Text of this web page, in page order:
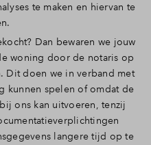
te maken en hiervan te
Dan bewaren we jouw
woning door de notaris op
Dit doen we in verband met
kunnen spelen of omdat de
ons kan uitvoeren, tenzij
langere tijd op te